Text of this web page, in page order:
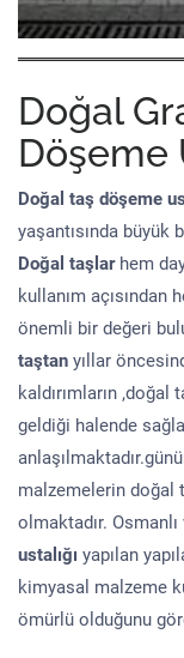
Doğal
Döşeme
Doğal taş döşeme
yaşantısında büyük
Doğal taşlar hem
kullanım açısından
önemli bir değeri
taştan yıllar
kaldırımların
geldiği halende
malzemelerin doğal
olmaktadır.
ustalığı yapılan
kimyasal malzeme
ömürlü olduğunu